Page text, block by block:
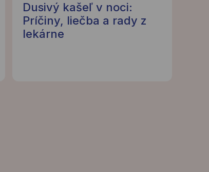
Dusivý kašeľ v noci:
Príčiny, liečba a rady z
lekárne